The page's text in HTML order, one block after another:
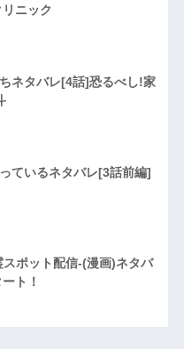
ニック
ネタバレ[4話]恐るべし!家
ているネタバレ[3話前編]
ポット配信-(漫画)ネタバ
ト！